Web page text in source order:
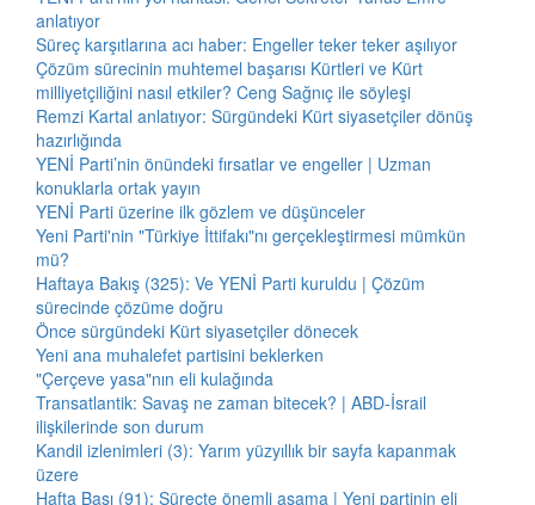
anlatıyor
Süreç karşıtlarına acı haber: Engeller teker teker aşılıyor
Çözüm sürecinin muhtemel başarısı Kürtleri ve Kürt
milliyetçiliğini nasıl etkiler? Ceng Sağnıç ile söyleşi
Remzi Kartal anlatıyor: Sürgündeki Kürt siyasetçiler dönüş
hazırlığında
YENİ Parti’nin önündeki fırsatlar ve engeller | Uzman
konuklarla ortak yayın
YENİ Parti üzerine ilk gözlem ve düşünceler
Yeni Parti'nin "Türkiye İttifakı"nı gerçekleştirmesi mümkün
mü?
Haftaya Bakış (325): Ve YENİ Parti kuruldu | Çözüm
sürecinde çözüme doğru
Önce sürgündeki Kürt siyasetçiler dönecek
Yeni ana muhalefet partisini beklerken
"Çerçeve yasa"nın eli kulağında
Transatlantik: Savaş ne zaman bitecek? | ABD-İsrail
ilişkilerinde son durum
Kandil izlenimleri (3): Yarım yüzyıllık bir sayfa kapanmak
üzere
Hafta Başı (91): Süreçte önemli aşama | Yeni partinin eli